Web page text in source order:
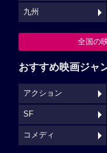
九州
全国の
おすすめ映画ジャ
アクション
SF
コメディ